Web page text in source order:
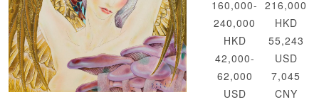
160,000-
240,000
HKD
42,000-
62,000
USD
216,000
HKD
55,243
USD
7,045
CNY